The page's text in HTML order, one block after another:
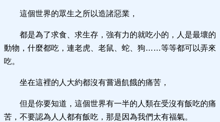
這個世界的眾生之所以造諸惡業，
都是為了求食、求生存，強有力的就吃小的，人是最壞的
動物，什麼都吃，連老虎、老鼠、蛇、狗……等等都可以弄來
吃。
坐在這裡的人大約都沒有嘗過飢餓的痛苦，
但是你要知道，這個世界有一半的人類在受沒有飯吃的痛
苦，不要認為人人都有飯吃，那是因為我們太有福氣。